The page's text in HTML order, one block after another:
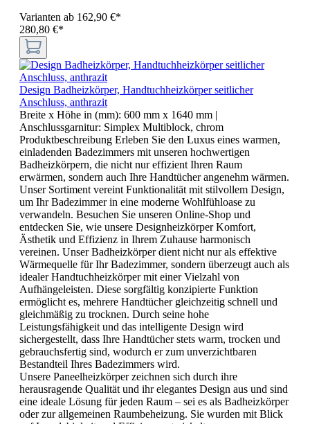
Varianten ab 162,90 €*
280,80 €*
Design Badheizkörper, Handtuchheizkörper seitlicher
Anschluss, anthrazit
Breite x Höhe in (mm): 600 mm x 1640 mm |
Anschlussgarnitur: Simplex Multiblock, chrom
Produktbeschreibung Erleben Sie den Luxus eines warmen,
einladenden Badezimmers mit unseren hochwertigen
Badheizkörpern, die nicht nur effizient Ihren Raum
erwärmen, sondern auch Ihre Handtücher angenehm wärmen.
Unser Sortiment vereint Funktionalität mit stilvollem Design,
um Ihr Badezimmer in eine moderne Wohlfühloase zu
verwandeln. Besuchen Sie unseren Online-Shop und
entdecken Sie, wie unsere Designheizkörper Komfort,
Ästhetik und Effizienz in Ihrem Zuhause harmonisch
vereinen. Unser Badheizkörper dient nicht nur als effektive
Wärmequelle für Ihr Badezimmer, sondern überzeugt auch als
idealer Handtuchheizkörper mit einer Vielzahl von
Aufhängeleisten. Diese sorgfältig konzipierte Funktion
ermöglicht es, mehrere Handtücher gleichzeitig schnell und
gleichmäßig zu trocknen. Durch seine hohe
Leistungsfähigkeit und das intelligente Design wird
sichergestellt, dass Ihre Handtücher stets warm, trocken und
gebrauchsfertig sind, wodurch er zum unverzichtbaren
Bestandteil Ihres Badezimmers wird.
Unsere Paneelheizkörper zeichnen sich durch ihre
herausragende Qualität und ihr elegantes Design aus und sind
eine ideale Lösung für jeden Raum – sei es als Badheizkörper
oder zur allgemeinen Raumbeheizung. Sie wurden mit Blick